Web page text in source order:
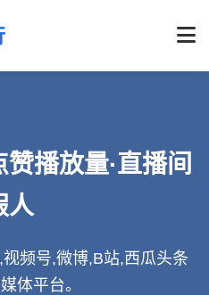
播放量·直播间
人
频号,微博,B站,西瓜头条
体平台。